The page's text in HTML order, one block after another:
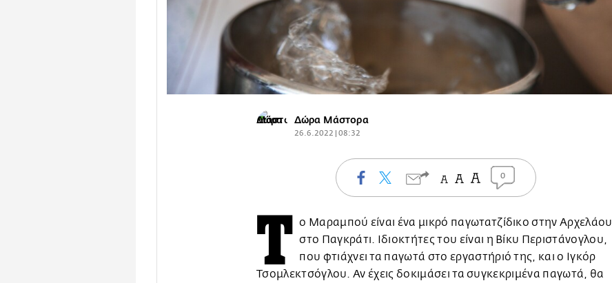
Δώρα Μάστορα
26.6.2022 | 08:32
0
Τ ο Μαραμπού είναι ένα μικρό παγωτατζίδικο στην Αρχελάου
στο Παγκράτι. Ιδιοκτήτες του είναι η Βίκυ Περιστάνογλου,
που φτιάχνει τα παγωτά στο εργαστήριό της, και ο Ιγκόρ
Τσομλεκτσόγλου. Αν έχεις δοκιμάσει τα συγκεκριμένα παγωτά, θα